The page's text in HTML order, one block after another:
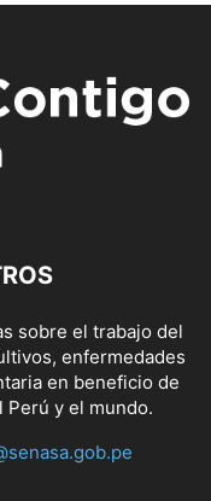
sobre el trabajo del
enfermedades
en beneficio de
y el mundo.